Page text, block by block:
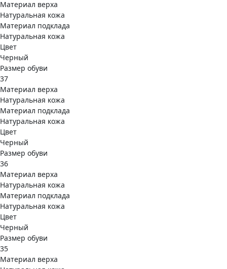
Материал верха
Натуральная кожа
Материал подклада
Натуральная кожа
Цвет
Черный
Размер обуви
37
Материал верха
Натуральная кожа
Материал подклада
Натуральная кожа
Цвет
Черный
Размер обуви
36
Материал верха
Натуральная кожа
Материал подклада
Натуральная кожа
Цвет
Черный
Размер обуви
35
Материал верха